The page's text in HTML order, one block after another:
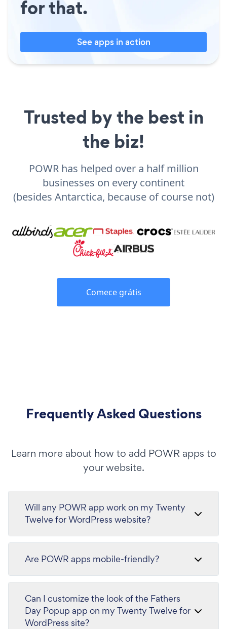
for that.
See apps in action
Trusted by the best in
the biz!
POWR has helped over a half million
businesses on every continent
(besides Antarctica, because of course not)
Comece grátis
Frequently Asked Questions
Learn more about how to add POWR apps to
your website.
Will any POWR app work on my Twenty
Twelve for WordPress website?
Are POWR apps mobile-friendly?
Can I customize the look of the Fathers
Day Popup app on my Twenty Twelve for
WordPress site?